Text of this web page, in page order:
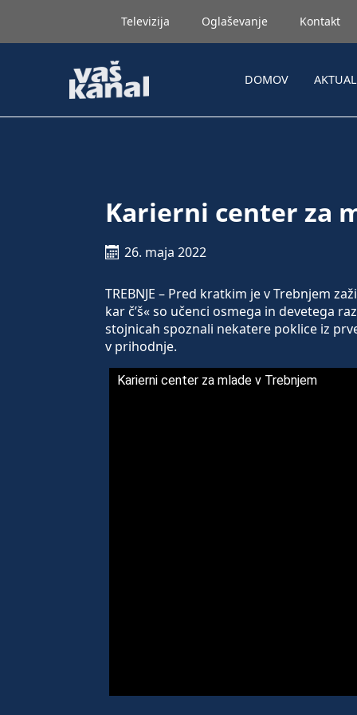
Televizija Oglaševanje Kontakt
DOMOV
Karierni center za
26. maja 2022
TREBNJE – Pred kratkim je v Trebnjem
kar č’š« so učenci osmega in devetega
stojnicah spoznali nekatere poklice iz
v prihodnje.
Karierni center za mlade v Trebnjem